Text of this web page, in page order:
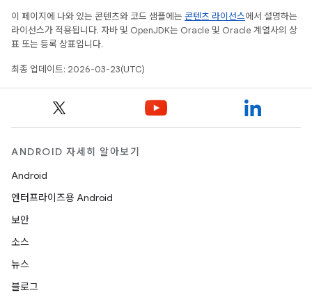
이 페이지에 나와 있는 콘텐츠와 코드 샘플에는 콘텐츠 라이선스에서 설명하는
라이선스가 적용됩니다. 자바 및 OpenJDK는 Oracle 및 Oracle 계열사의 상
표 또는 등록 상표입니다.
최종 업데이트: 2026-03-23(UTC)
ANDROID 자세히 알아보기
Android
엔터프라이즈용 Android
보안
소스
뉴스
블로그